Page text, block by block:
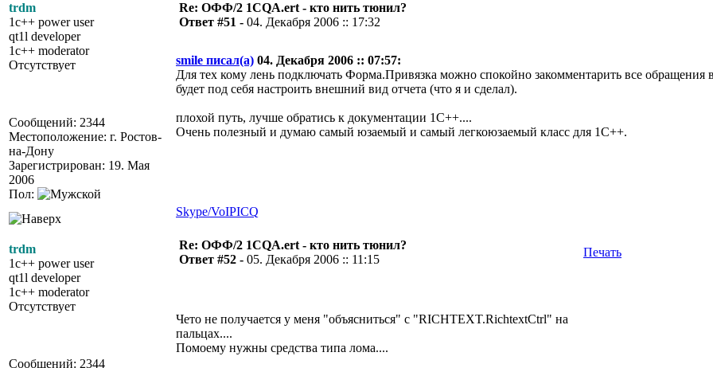
trdm
1c++ power user
qt1l developer
1c++ moderator
Отсутствует
Сообщений: 2344
Местоположение: г. Ростов-
на-Дону
Зарегистрирован: 19. Мая
2006
Пол:
Re: ОФФ/2 1CQA.ert - кто нить тюнил?
Ответ #51 - 04. Декабря 2006 :: 17:32
smile писал(а) 04. Декабря 2006 :: 07:57:
Для тех кому лень подключать Форма.Привязка можно спокойно закомментарить все
будет под себя настроить внешний вид отчета (что я и сделал).
плохой путь, лучше обратись к документации 1С++....
Очень полезный и думаю самый юзаемый и самый легкоюзаемый класс для 1С++.
Skype/VoIPICQ
trdm
1c++ power user
qt1l developer
1c++ moderator
Отсутствует
Сообщений: 2344
Re: ОФФ/2 1CQA.ert - кто нить тюнил?
Ответ #52 - 05. Декабря 2006 :: 11:15
Печать
Чето не получается у меня "объясниться" с "RICHTEXT.RichtextCtrl" на
пальцах....
Помоему нужны средства типа лома....